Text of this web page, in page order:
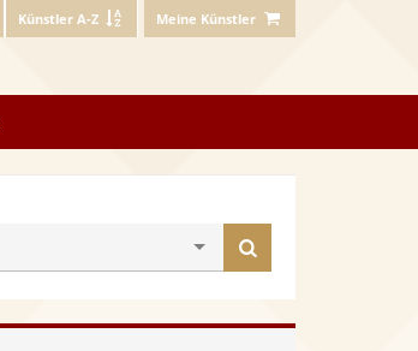
Künstler A-Z Meine Künstler
finden